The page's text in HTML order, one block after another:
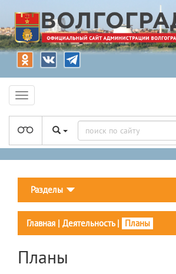
Разделы
Главная | Деятельность| Планы
Планы